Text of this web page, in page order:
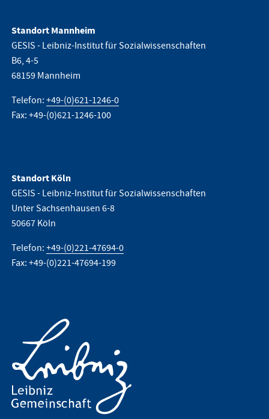
Standort Mannheim
GESIS - Leibniz-Institut für Sozialwissenschaften
B6, 4-5
68159 Mannheim
Telefon:+49-(0)621-1246-0
Fax: +49-(0)621-1246-100
Standort Köln
GESIS - Leibniz-Institut für Sozialwissenschaften
Unter Sachsenhausen 6-8
50667 Köln
Telefon:+49-(0)221-47694-0
Fax: +49-(0)221-47694-199